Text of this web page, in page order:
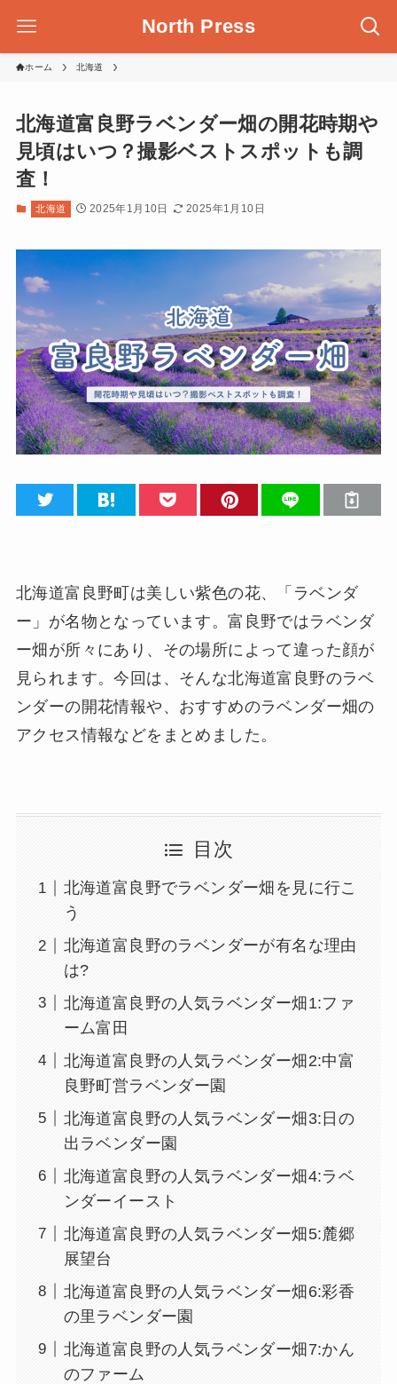
North Press
ホーム 北海道
北海道富良野ラベンダー畑の開花時期や
見頃はいつ？撮影ベストスポットも調
査！
北海道 2025年1月10日 2025年1月10日
北海道富良野町は美しい紫色の花、「ラベンダ
ー」が名物となっています。富良野ではラベンダ
ー畑が所々にあり、その場所によって違った顔が
見られます。今回は、そんな北海道富良野のラベ
ンダーの開花情報や、おすすめのラベンダー畑の
アクセス情報などをまとめました。
目次
北海道富良野でラベンダー畑を見に行こ
う
北海道富良野のラベンダーが有名な理由
は?
北海道富良野の人気ラベンダー畑1:ファ
ーム富田
北海道富良野の人気ラベンダー畑2:中富
良野町営ラベンダー園
北海道富良野の人気ラベンダー畑3:日の
出ラベンダー園
北海道富良野の人気ラベンダー畑4:ラベ
ンダーイースト
北海道富良野の人気ラベンダー畑5:麓郷
展望台
北海道富良野の人気ラベンダー畑6:彩香
の里ラベンダー園
北海道富良野の人気ラベンダー畑7:かん
のファーム